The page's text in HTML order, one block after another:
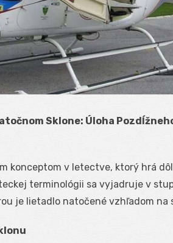
Sklone: Úloha
konceptom v letectve, ktorý hrá
terminológii sa vyjadruje v
je lietadlo natočené vzhľadom na